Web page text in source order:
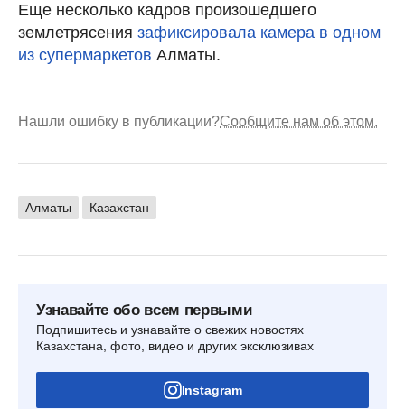
Еще несколько кадров произошедшего
землетрясения зафиксировала камера в одном
из супермаркетов Алматы.
Нашли ошибку в публикации?Сообщите нам об этом.
Алматы Казахстан
Узнавайте обо всем первыми
Подпишитесь и узнавайте о свежих новостях
Казахстана, фото, видео и других эксклюзивах
Instagram